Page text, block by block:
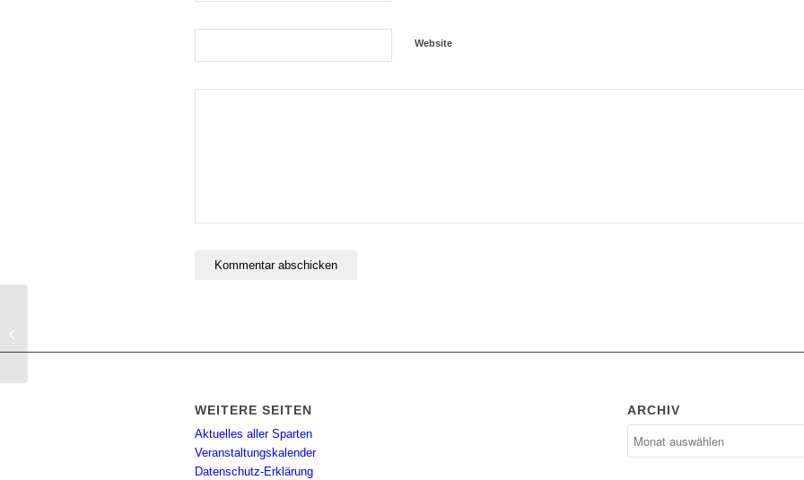
Website
WEITERE SEITEN
Aktuelles aller Sparten
Veranstaltungskalender
Datenschutz-Erklärung
ARCHIV